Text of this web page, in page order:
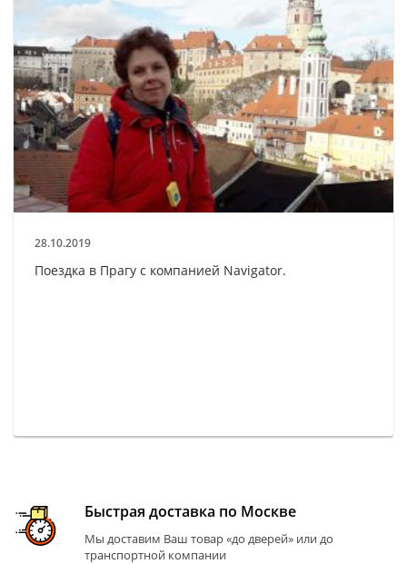
28.10.2019
Поездка в Прагу с компанией Navigator.
Быстрая доставка по Москве
Мы доставим Ваш товар «до дверей» или до
транспортной компании